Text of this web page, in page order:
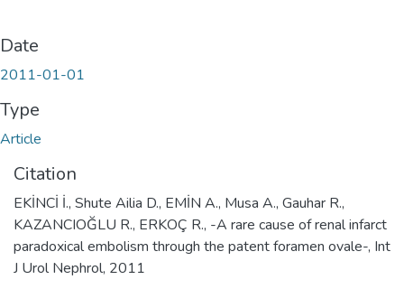
Date
2011-01-01
Type
Article
Citation
EKİNCİ İ., Shute Ailia D., EMİN A., Musa A., Gauhar R.,
KAZANCIOĞLU R., ERKOÇ R., -A rare cause of renal infarct
paradoxical embolism through the patent foramen ovale-, Int
J Urol Nephrol, 2011